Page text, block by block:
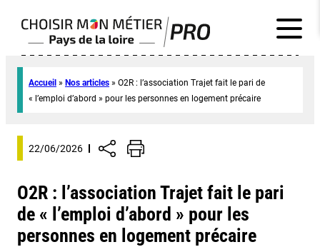
Accueil » Nos articles » O2R : l’association Trajet fait le pari de
« l’emploi d’abord » pour les personnes en logement précaire
22/06/2026
O2R : l’association Trajet fait le pari
de « l’emploi d’abord » pour les
personnes en logement précaire